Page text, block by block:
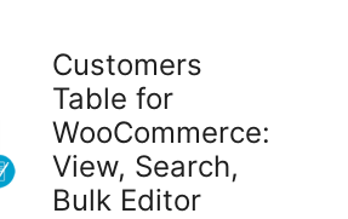
Customers
Table for
WooCommerce:
View, Search,
Bulk Editor